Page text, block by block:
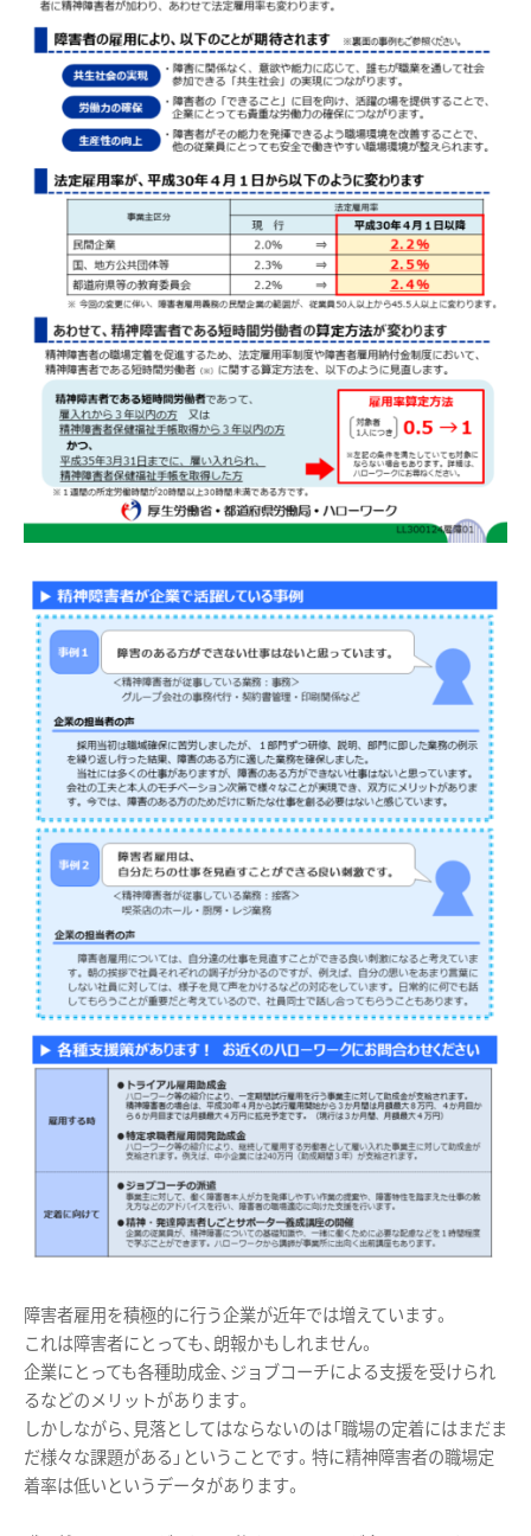
障害者雇用を積極的に行う企業が近年では増えています。
これは障害者にとっても、朗報かもしれません。
企業にとっても各種助成金、ジョブコーチによる支援を受けられ
るなどのメリットがあります。
しかしながら、見落としてはならないのは「職場の定着にはまだま
だ様々な課題がある」ということです。特に精神障害者の職場定
着率は低いというデータがあります。